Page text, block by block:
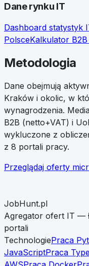
Dane rynku IT
Dashboard statystyk
PolsceKalkulator
Metodologia
Dane obejmują
Kraków i okolic, w
wynagrodzenia.
B2B (netto+VAT) i
wykluczone z
z 8 portali pracy.
Przeglądaj oferty
JobHunt.pl
Agregator ofert IT —
portali
TechnologiePraca
JavaScriptPraca